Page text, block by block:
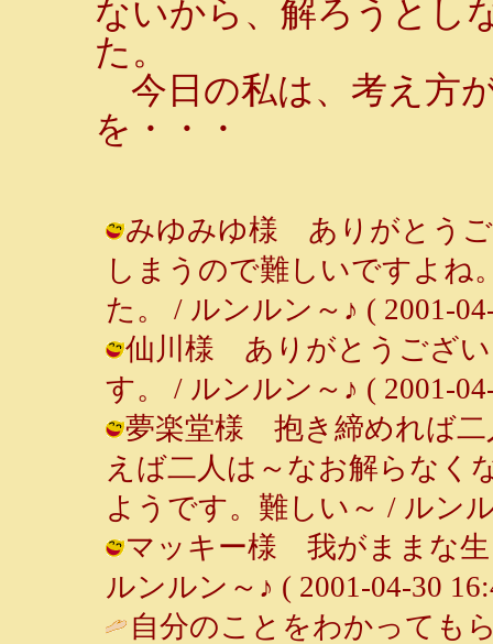
ないから、解ろうとし
た。
今日の私は、考え方
を・・・
みゆみゆ様 ありがとうご
しまうので難しいですよね
た。 / ルンルン～♪ ( 2001-
仙川様 ありがとうござい
す。 / ルンルン～♪ ( 2001-
夢楽堂様 抱き締めれば二
えば二人は～なお解らなく
ようです。難しい～ / ルン
マッキー様 我がままな生
ルンルン～♪ ( 2001-04-30
自分のことをわかっても